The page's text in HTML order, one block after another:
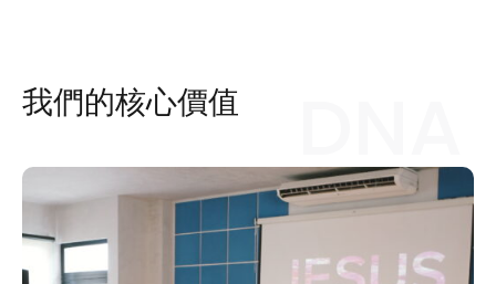
我們的核心價值